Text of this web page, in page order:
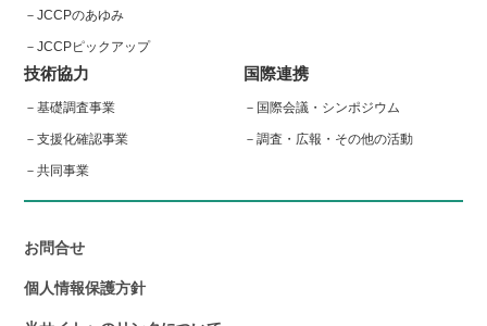
JCCPのあゆみ
JCCPピックアップ
技術協力
基礎調査事業
支援化確認事業
共同事業
国際連携
国際会議・シンポジウム
調査・広報・その他の活動
お問合せ
個人情報保護方針